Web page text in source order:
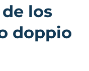
los
doppio